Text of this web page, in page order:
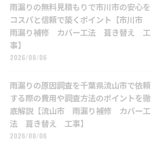
雨漏りの無料見積もりで市川市の安心を
コスパと信頼で築くポイント【市川市
雨漏り補修 カバー工法 葺き替え 工
事】
2026/08/06
雨漏りの原因調査を千葉県流山市で依頼
する際の費用や調査方法のポイントを徹
底解説【流山市 雨漏り補修 カバー工
法 葺き替え 工事】
2026/08/06